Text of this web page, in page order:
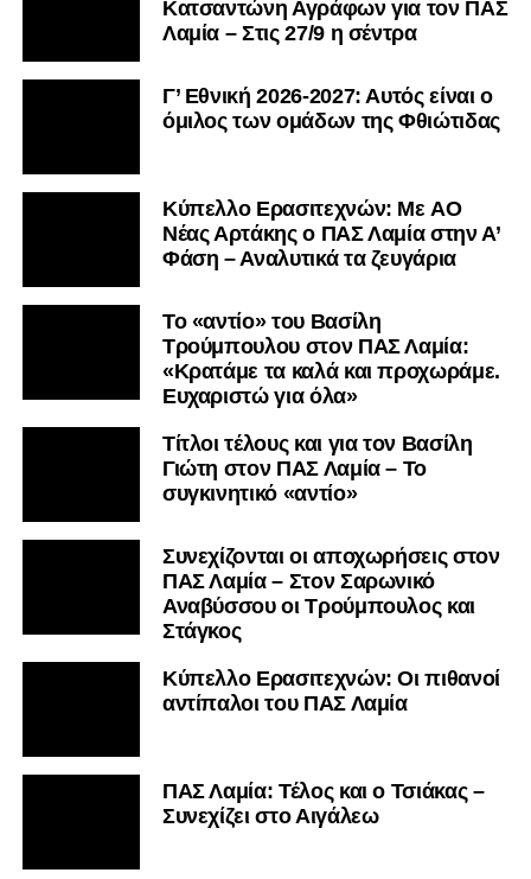
Κατσαντώνη Αγράφων για τον ΠΑΣ
Λαμία – Στις 27/9 η σέντρα
Γ’ Εθνική 2026-2027: Αυτός είναι ο
όμιλος των ομάδων της Φθιώτιδας
Kύπελλο Ερασιτεχνών: Με AO
Nέας Αρτάκης ο ΠΑΣ Λαμία στην Α’
Φάση – Αναλυτικά τα ζευγάρια
Το «αντίο» του Βασίλη
Τρούμπουλου στον ΠΑΣ Λαμία:
«Κρατάμε τα καλά και προχωράμε.
Ευχαριστώ για όλα»
Τίτλοι τέλους και για τον Βασίλη
Γιώτη στον ΠΑΣ Λαμία – Το
συγκινητικό «αντίο»
Συνεχίζονται οι αποχωρήσεις στον
ΠΑΣ Λαμία – Στον Σαρωνικό
Αναβύσσου οι Τρούμπουλος και
Στάγκος
Κύπελλο Ερασιτεχνών: Οι πιθανοί
αντίπαλοι του ΠΑΣ Λαμία
ΠΑΣ Λαμία: Τέλος και ο Τσιάκας –
Συνεχίζει στο Αιγάλεω